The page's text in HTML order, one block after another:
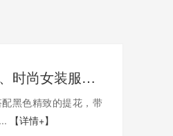
黑边针织弹力带、时尚女装服饰织带是什么？
黑色精致的提花，带
【详情+】